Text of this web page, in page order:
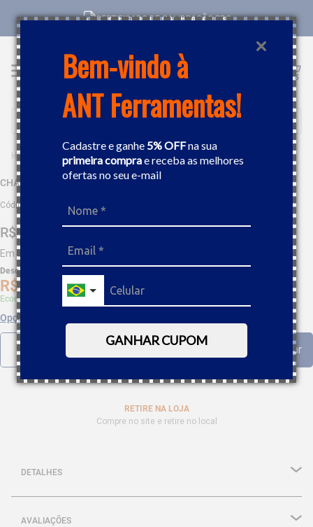
Bem-vindo à
ANT Ferramentas!
Cadastre e ganhe5% OFFna sua
primeira comprae receba as melhores
ofertas no seu e-mail
GANHAR CUPOM
CERTIFICADO DE CALIBRAÇÃO RBC
Buscar
FERRAMENTAS MANUAIS CHAVES CHAVE HEXAGONAL 3/16" GEDORE 012055
CHAVE HEXAGONAL 3/16" GEDORE 012055
Código
R$ 2
Em até 96sem juros
Desc. de
R$
Economize 5% à vista com Boleto, PIX
Opções de parcelamento
RETIRE NA LOJA
Compre no site e retire no local
DETALHES
AVALIAÇÕES